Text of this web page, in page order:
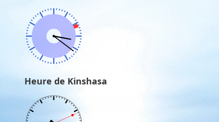
Heure de Kinshasa